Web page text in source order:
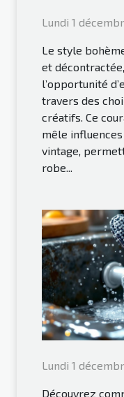
Lundi 1
Le style
et
l’opportunité
travers des
créatifs. Ce
mêle
vintage,
robe...
Lundi 1
Découvrez